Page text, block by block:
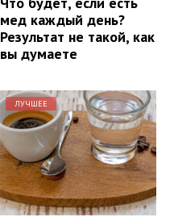
мед каждый день?
Результат не такой, как
вы думаете
ЛУЧШЕЕ